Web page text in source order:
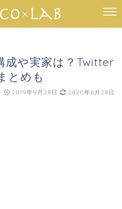
成や実家は？Twitter
とめも
2019年9月28日 2020年6月28日